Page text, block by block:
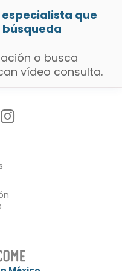
que
o busca
vídeo consulta.